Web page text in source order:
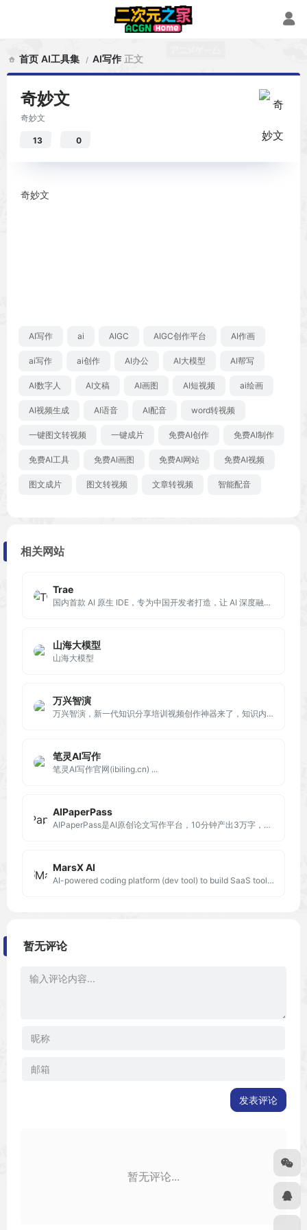
首页 AI工具集 AI写作 正文
奇妙文
奇妙文
13 0
奇妙文
AI写作 ai AIGC AIGC创作平台 AI作画
ai写作 ai创作 AI办公 AI大模型 AI帮写
AI数字人 AI文稿 AI画图 AI短视频 ai绘画
AI视频生成 AI语音 AI配音 word转视频
一键图文转视频 一键成片 免费AI创作 免费AI制作
免费AI工具 免费AI画图 免费AI网站 免费AI视频
图文成片 图文转视频 文章转视频 智能配音
相关网站
Trae
国内首款 AI 原生 IDE，专为中国开发者打造，让 AI 深度融入编程，带来比插件更流畅、精准的开发体验。
山海大模型
山海大模型
万兴智演
万兴智演，新一代知识分享培训视频创作神器来了，知识内容视频博主、产品视频营销团队、企业培训人力部门等
笔灵AI写作
笔灵AI写作官网(ibiling.cn) ...
AIPaperPass
AIPaperPass是AI原创论文写作平台，10分钟产出3万字，提供真实网络数据、图、表、公式、代码，不限次2000字3级大纲，附带ppt、开题报告、任务书、40篇真实参考文献。
MarsX AI
AI-powered coding platform (dev tool) to build SaaS tools in days! MarsX / MarsAI or Mars AI.
暂无评论
发表评论
暂无评论...